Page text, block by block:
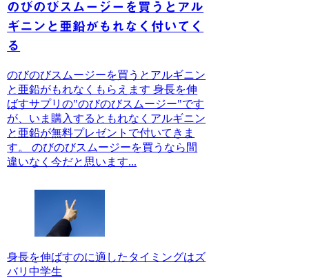
のびのびスムージーを買うとアル
ギニンと亜鉛がもれなく付いてく
る
のびのびスムージーを買うとアルギニン
と亜鉛がもれなくもらえます 身長を伸
ばすサプリの"のびのびスムージー"です
が、いま購入するともれなくアルギニン
と亜鉛が無料プレゼントで付いてきま
す。 のびのびスムージーを買うなら間
違いなく今だと思います...
身長を伸ばすのに適したタイミングはズ
バリ中学生